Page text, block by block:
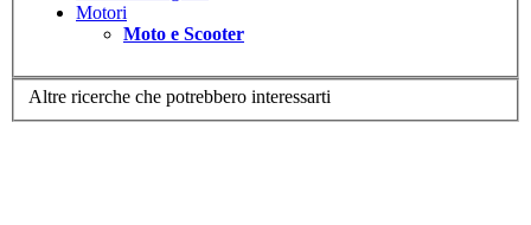
Motori
Moto e Scooter
Altre ricerche che potrebbero interessarti